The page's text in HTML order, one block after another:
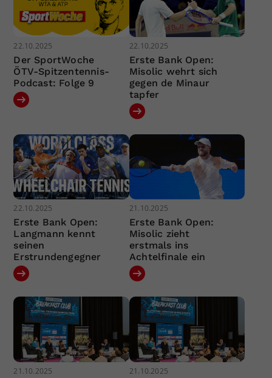
22.10.2025
Der SportWoche
ÖTV-Spitzentennis-
Podcast: Folge 9
22.10.2025
Erste Bank Open:
Misolic wehrt sich
gegen de Minaur
tapfer
22.10.2025
Erste Bank Open:
Langmann kennt
seinen
Erstrundengegner
21.10.2025
Erste Bank Open:
Misolic zieht
erstmals ins
Achtelfinale ein
21.10.2025 21.10.2025